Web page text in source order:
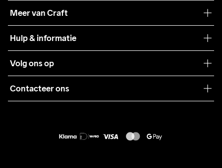
Meer van Craft
Teamwear
Samenwerkingen
Pers
Hulp & informatie
Algemene voorwaarden
Retour
Volg ons op
Contacteer ons